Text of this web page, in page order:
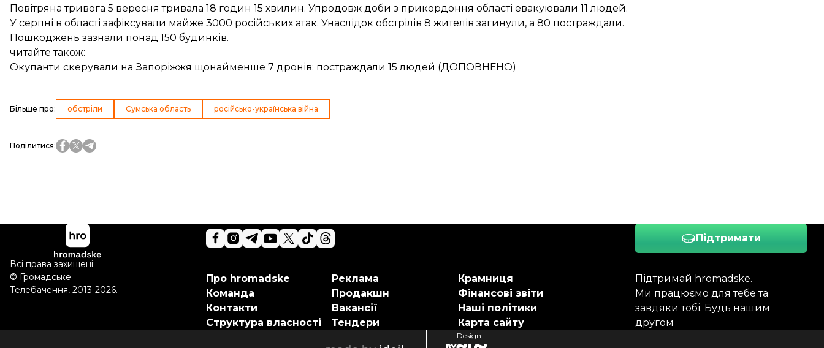
Повітряна тривога 5 вересня тривала 18 годин 15 хвилин. Упродовж доби з прикордоння області евакуювали 11 людей.
У серпні в області зафіксували майже 3000 російських атак. Унаслідок обстрілів 8 жителів загинули, а 80 постраждали.
Пошкоджень зазнали понад 150 будинків.
читайте також:
Окупанти скерували на Запоріжжя щонайменше 7 дронів: постраждали 15 людей (ДОПОВНЕНО)
Більше про: обстріли Сумська область російсько-українська війна
Поділитися:
Підтримати
Підтримай hromadske.
Ми працюємо для тебе та
завдяки тобі. Будь нашим
другом
Про hromadske
Команда
Контакти
Структура власності
Реклама
Продакшн
Вакансії
Тендери
Крамниця
Фінансові звіти
Наші політики
Карта сайту
Всі права захищені:
© Громадське
Телебачення, 2013-2026.
Design